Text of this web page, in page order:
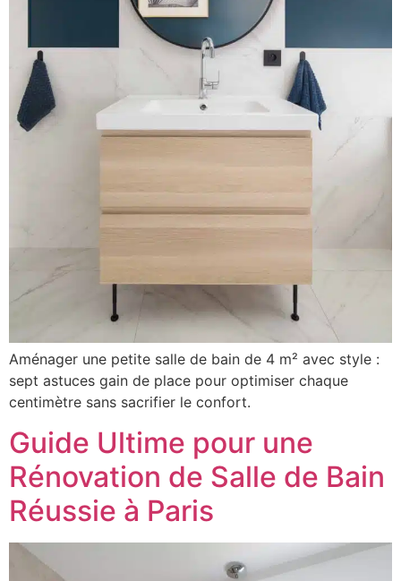
Aménager une petite salle de bain de 4 m² avec style :
sept astuces gain de place pour optimiser chaque
centimètre sans sacrifier le confort.
Guide Ultime pour une
Rénovation de Salle de Bain
Réussie à Paris